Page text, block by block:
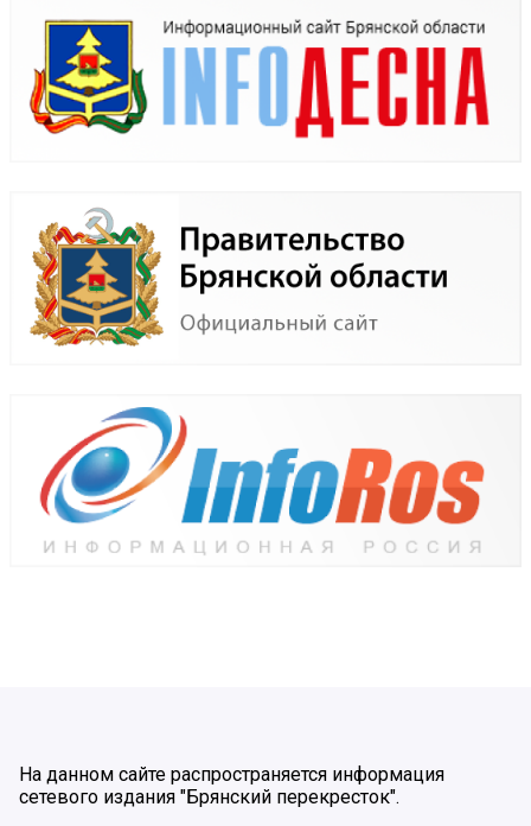
На данном сайте распространяется информация
сетевого издания "Брянский перекресток".